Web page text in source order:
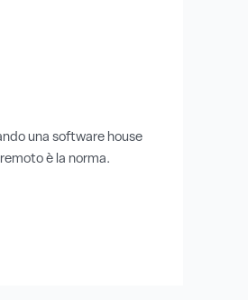
una software house
è la norma.